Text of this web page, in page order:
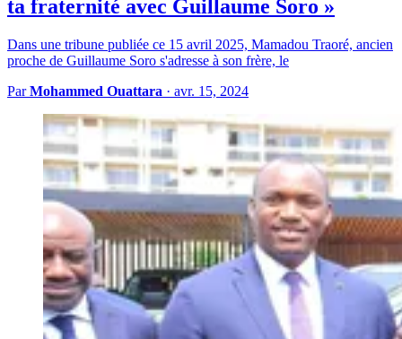
ta fraternité avec Guillaume Soro »
Dans une tribune publiée ce 15 avril 2025, Mamadou Traoré, ancien
proche de Guillaume Soro s'adresse à son frère, le
ParMohammed Ouattara · avr. 15, 2024